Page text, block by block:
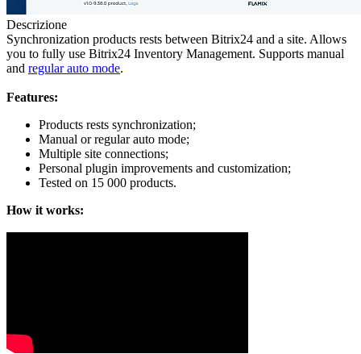
Descrizione
Synchronization products rests between Bitrix24 and a site. Allows
you to fully use Bitrix24 Inventory Management. Supports manual
and regular auto mode.
Features:
Products rests synchronization;
Manual or regular auto mode;
Multiple site connections;
Personal plugin improvements and customization;
Tested on 15 000 products.
How it works: